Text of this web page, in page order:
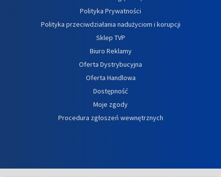
Polityka Prywatności
Polityka przeciwdziałania nadużyciom i korupcji
Sklep TVP
Biuro Reklamy
Oferta Dystrybucyjna
Oferta Handlowa
Dostępność
Moje zgody
Procedura zgłoszeń wewnętrznych